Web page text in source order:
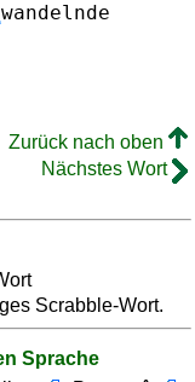
wandelnde
Zurück nach oben
Nächstes Wort
Scrabble-Wort.
Sprache